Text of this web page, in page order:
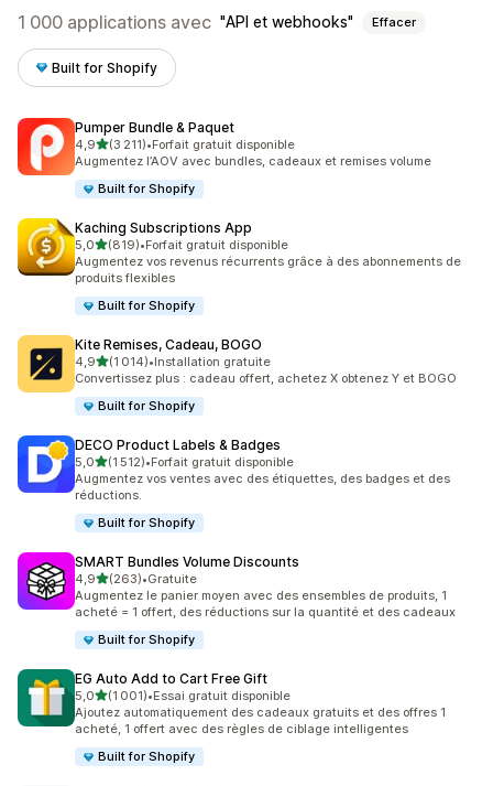
1 000 applications avec API et webhooks Effacer
Built for Shopify
Pumper Bundle & Paquet
4,9étoile(s) sur 5
(3 211)
3211 avis au total
•Forfait gratuit disponible
Augmentez l’AOV avec bundles, cadeaux et remises volume
Built for Shopify
Kaching Subscriptions App
5,0étoile(s) sur 5
(819)
819 avis au total
•Forfait gratuit disponible
Augmentez vos revenus récurrents grâce à des abonnements de
produits flexibles
Built for Shopify
Kite Remises, Cadeau, BOGO
4,9étoile(s) sur 5
(1 014)
1014 avis au total
•Installation gratuite
Convertissez plus : cadeau offert, achetez X obtenez Y et BOGO
Built for Shopify
DECO Product Labels & Badges
5,0étoile(s) sur 5
(1 512)
1512 avis au total
•Forfait gratuit disponible
Augmentez vos ventes avec des étiquettes, des badges et des
réductions.
Built for Shopify
SMART Bundles Volume Discounts
4,9étoile(s) sur 5
(263)
263 avis au total
•Gratuite
Augmentez le panier moyen avec des ensembles de produits, 1
acheté = 1 offert, des réductions sur la quantité et des cadeaux
Built for Shopify
EG Auto Add to Cart Free Gift
5,0étoile(s) sur 5
(1 001)
1001 avis au total
•Essai gratuit disponible
Ajoutez automatiquement des cadeaux gratuits et des offres 1
acheté, 1 offert avec des règles de ciblage intelligentes
Built for Shopify